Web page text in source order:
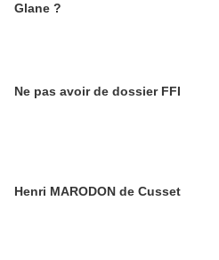
Glane ?
Ne pas avoir de dossier FFI
Henri MARODON de Cusset